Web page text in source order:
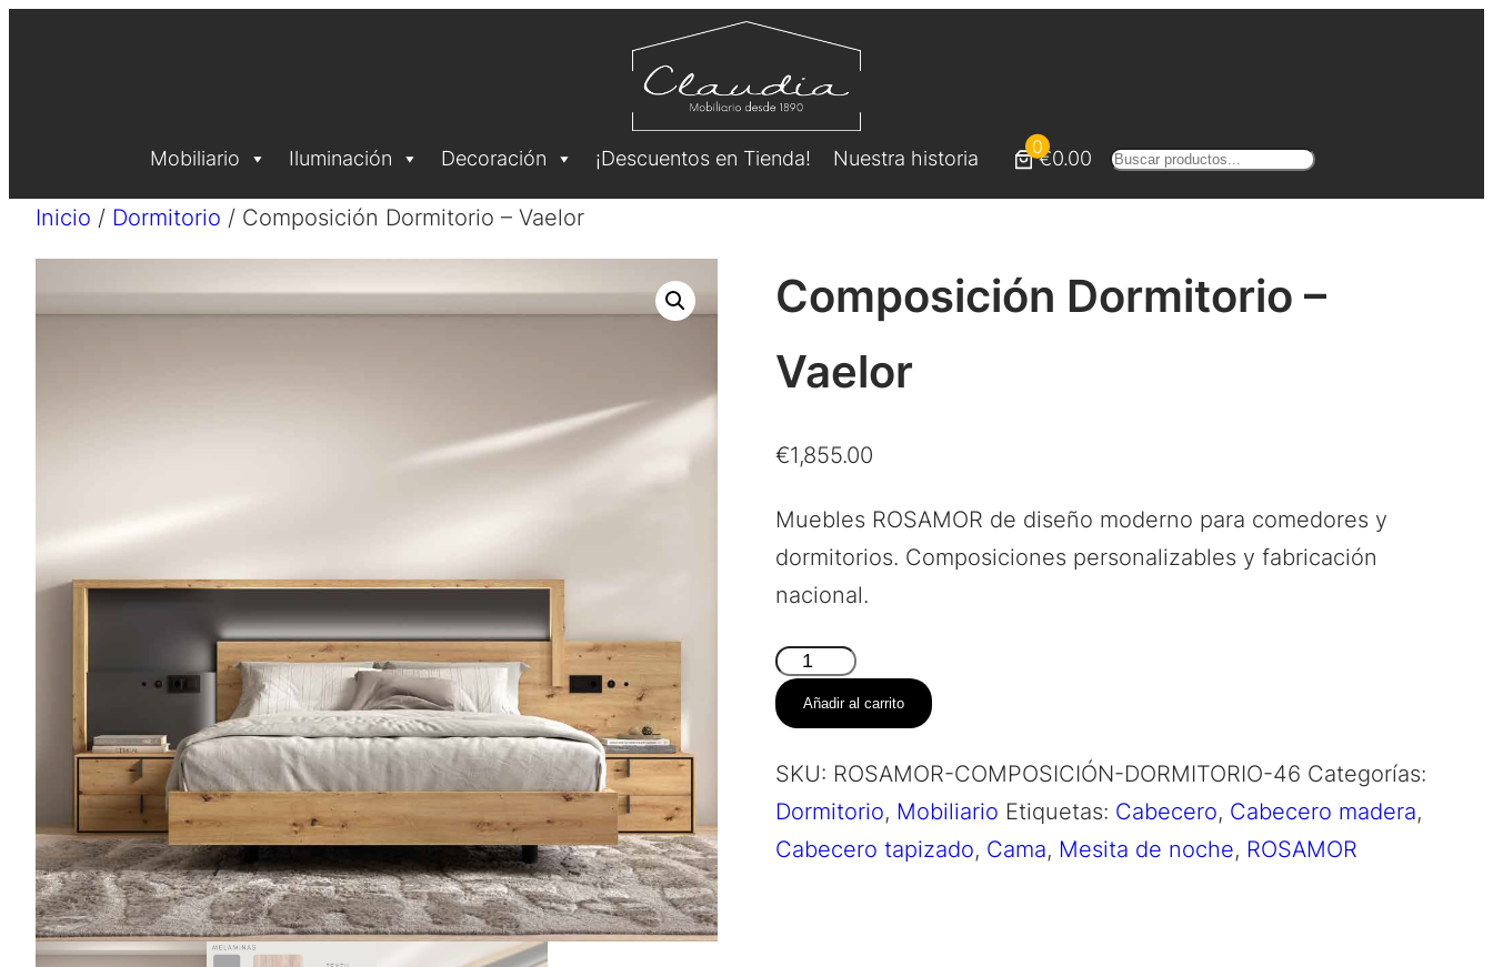
Mobiliario Iluminación Decoración ¡Descuentos en Tienda! Nuestra historia
0
€0.00
Buscar
Inicio / Dormitorio / Composición Dormitorio – Vaelor
Composición Dormitorio –
Vaelor
€1,855.00
Muebles ROSAMOR de diseño moderno para comedores y
dormitorios. Composiciones personalizables y fabricación
nacional.
Composición
Dormitorio
–
Vaelor
cantidad
Añadir al carrito
SKU: ROSAMOR-COMPOSICIÓN-DORMITORIO-46 Categorías:
Dormitorio, Mobiliario Etiquetas: Cabecero, Cabecero madera,
Cabecero tapizado, Cama, Mesita de noche, ROSAMOR